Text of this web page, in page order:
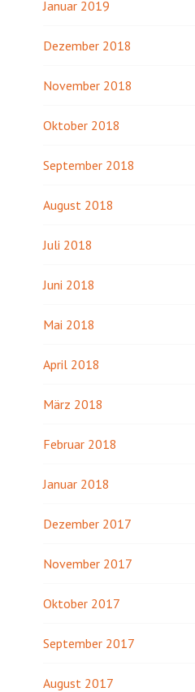
Januar 2019
Dezember 2018
November 2018
Oktober 2018
September 2018
August 2018
Juli 2018
Juni 2018
Mai 2018
April 2018
März 2018
Februar 2018
Januar 2018
Dezember 2017
November 2017
Oktober 2017
September 2017
August 2017